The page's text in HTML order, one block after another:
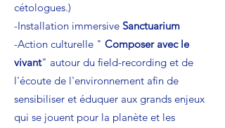
cétologues.)
-Installation immersive Sanctuarium
-Action culturelle " Composer avec le
vivant" autour du field-recording et de
l'écoute de l'environnement afin de
sensibiliser et éduquer aux grands enjeux
qui se jouent pour la planète et les